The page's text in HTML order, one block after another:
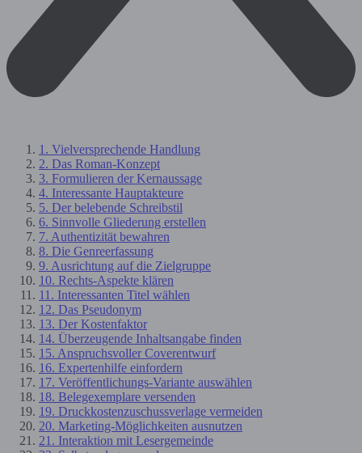
1. Vielversprechende Handlung
2. Das Roman-Konzept
3. Formulieren der Kernaussage
4. Interessante Hauptakteure
5. Der belebende Schreibstil
6. Sinnvolle Gliederung erstellen
7. Authentizität bewahren
8. Die Genreerfassung
9. Ausrichtung auf die Zielgruppe
10. Rechts-Aspekte klären
11. Interessanten Titel wählen
12. Das Pseudonym
13. Der Kostenfaktor
14. Überzeugende Inhaltsangabe finden
15. Anspruchsvoller Coverentwurf
16. Expertenhilfe einfordern
17. Veröffentlichungs-Variante auswählen
18. Belegexemplare versenden
19. Druckkostenzuschussverlage vermeiden
20. Marketing-Möglichkeiten ausnutzen
21. Interaktion mit Lesergemeinde